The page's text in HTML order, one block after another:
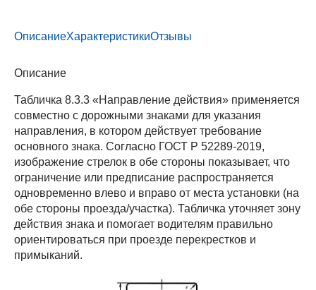
ОписаниеХарактеристикиОтзывы
Описание
Табличка 8.3.3 «Направление действия» применяется
совместно с дорожными знаками для указания
направления, в котором действует требование
основного знака. Согласно ГОСТ Р 52289-2019,
изображение стрелок в обе стороны показывает, что
ограничение или предписание распространяется
одновременно влево и вправо от места установки (на
обе стороны проезда/участка). Табличка уточняет зону
действия знака и помогает водителям правильно
ориентироваться при проезде перекрестков и
примыканий.